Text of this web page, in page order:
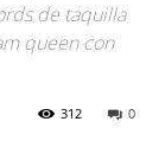
de taquilla
queen con
0
312